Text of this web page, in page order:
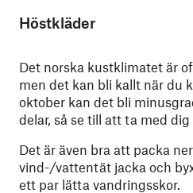
Höstkläder
Det norska kustklimatet är
men det kan bli kallt när du
oktober kan det bli
delar, så se till att ta med dig
Det är även bra att packa
vind-/vattentät jacka och
ett par lätta vandringsskor.